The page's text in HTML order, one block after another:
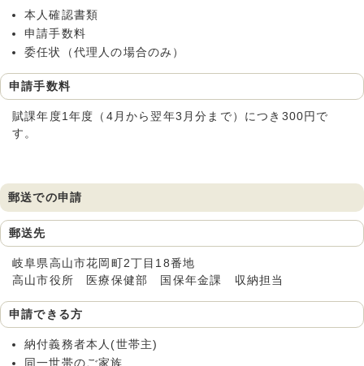
本人確認書類
申請手数料
委任状（代理人の場合のみ）
申請手数料
賦課年度1年度（4月から翌年3月分まで）につき300円で
す。
郵送での申請
郵送先
岐阜県高山市花岡町2丁目18番地
高山市役所 医療保健部 国保年金課 収納担当
申請できる方
納付義務者本人(世帯主)
同一世帯のご家族